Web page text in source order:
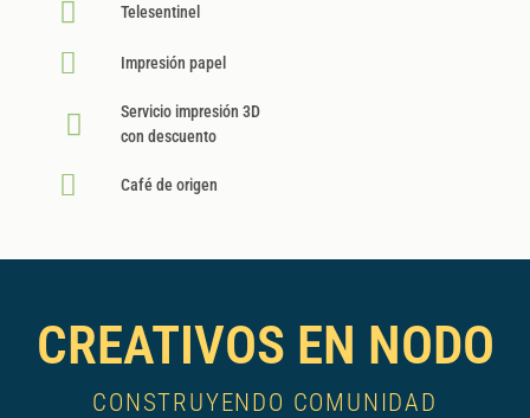
Telesentinel
Impresión papel
Servicio impresión 3D
con descuento
Café de origen
CREATIVOS EN NODO
CONSTRUYENDO COMUNIDAD